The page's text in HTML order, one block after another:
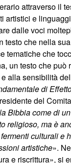
attraverso il
artistici e
dalle voci
testo che nella
tematiche che
un testo che può
alla sensibilità
di
del
Bibbia come di
religioso, ma è
culturali e
artistiche».
e riscrittura», si